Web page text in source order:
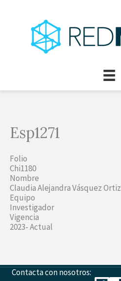
contenido
Esp1271
Folio
Chi1180
Nombre
Claudia Alejandra Vásquez Ortiz
Equipo
Investigador
Vigencia
2023- Actual
Contacta con nosotros: